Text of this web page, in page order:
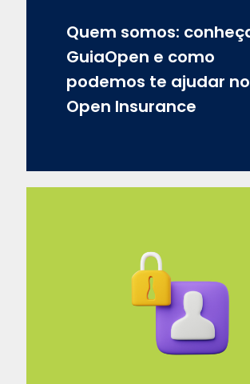
Quem somos:
GuiaOpen e como
podemos te ajudar no
Open Insurance